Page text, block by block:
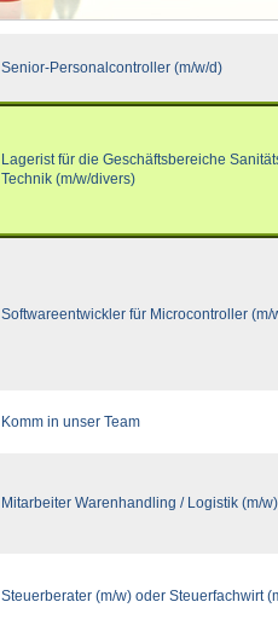
Senior-Personalcontroller (m/w/d)
Lagerist für die Geschäftsbereiche
Technik (m/w/divers)
Softwareentwickler für Microcontroller (m/
Komm in unser Team
Mitarbeiter Warenhandling / Logistik (m/w)
Steuerberater (m/w) oder Steuerfachwirt